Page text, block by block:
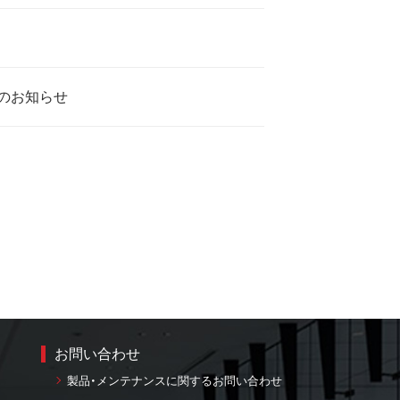
お知らせ
お問い合わせ
製品・メンテナンスに関するお問い合わせ